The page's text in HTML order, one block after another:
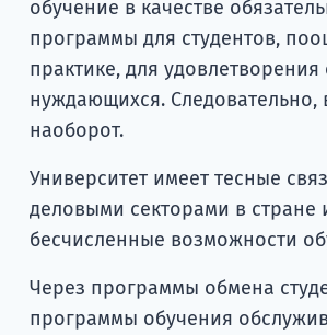
обучение в качестве
программы для студентов,
практике, для
нуждающихся. Следовательно,
наоборот.
Университет имеет тесные
деловыми секторами в стране
бесчисленные возможности
Через программы обмена
программы обучения